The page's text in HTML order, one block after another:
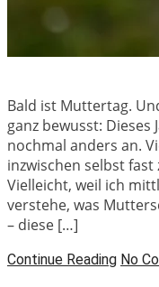
Bald ist Muttertag.
ganz bewusst: Dieses
nochmal anders an.
inzwischen selbst fast
Vielleicht, weil ich
verstehe, was
– diese […]
Continue Reading No